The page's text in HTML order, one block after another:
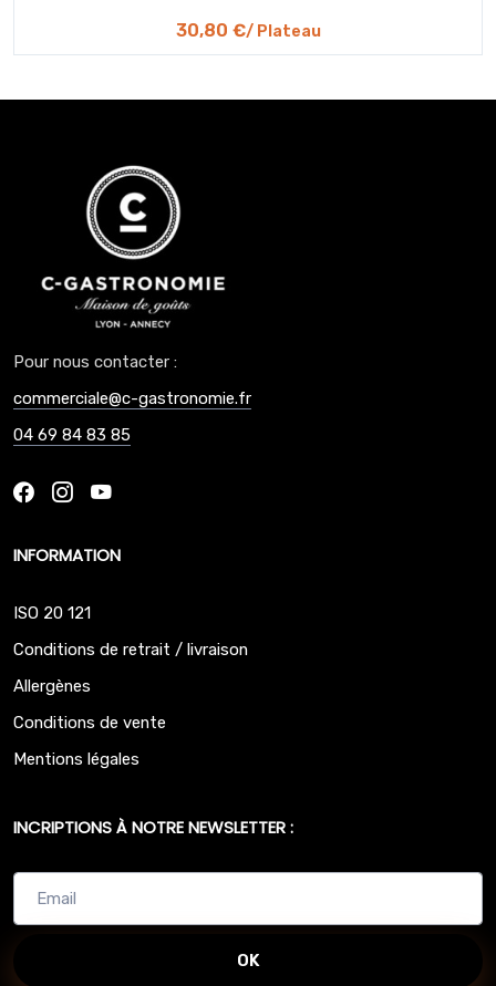
30,80 €/ Plateau
Pour nous contacter :
commerciale@c-gastronomie.fr
04 69 84 83 85
INFORMATION
ISO 20 121
Conditions de retrait / livraison
Allergènes
Conditions de vente
Mentions légales
INCRIPTIONS À NOTRE NEWSLETTER :
OK